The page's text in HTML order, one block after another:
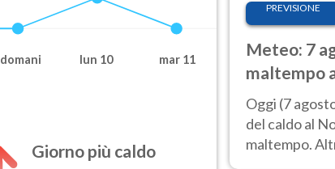
domani lun 10 mar 11
Giorno più caldo
PREVISIONE
Meteo: 7
maltempo
nubifragi.
estremo
Oggi (7
del caldo al
maltempo.